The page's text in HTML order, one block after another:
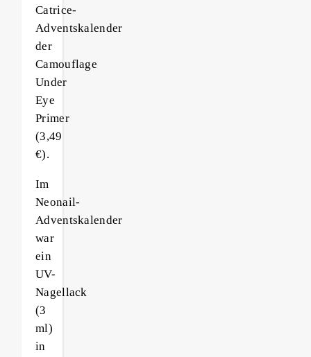
Catrice-
Adventskalender
der
Camouflage
Under
Eye
Primer
(3,49
€).
Im
Neonail-
Adventskalender
war
ein
UV-
Nagellack
(3
ml)
in